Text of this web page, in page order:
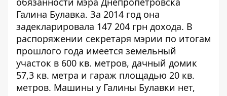
Галина Булавка. За 2014 год она
задекларировала 147 204 грн дохода. В
распоряжении секретаря мэрии по итогам
прошлого года имеется земельный
участок в 600 кв. метров, дачный домик
57,3 кв. метра и гараж площадью 20 кв.
метров. Машины у Галины Булавки нет,